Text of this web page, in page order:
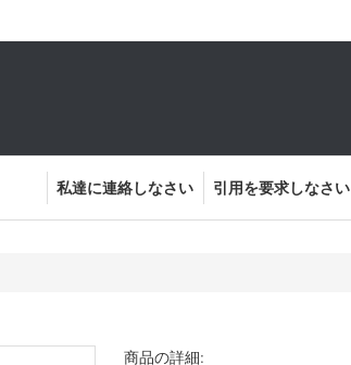
私達に連絡しなさい 引用を要求しなさい
商品の詳細: